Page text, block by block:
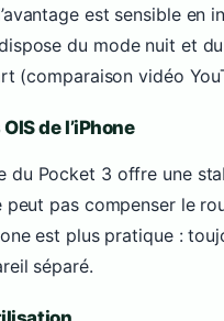
est sensible en
dispose du mode nuit et
(comparaison vidéo
de l’iPhone
du Pocket 3 offre une
peut pas compenser le
est plus pratique :
séparé.